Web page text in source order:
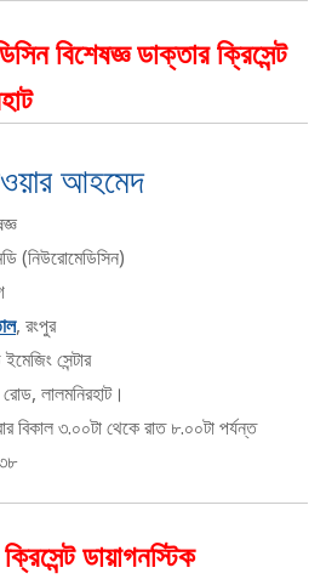
বিশেষজ্ঞ ডাক্তার ক্রিসেন্ট
আহমেদ
(নিউরোমেডিসিন)
, রংপুর
সেন্টার
লালমনিরহাট।
বিকাল ৩.০০টা থেকে রাত ৮.০০টা পর্যন্ত
ডায়াগনস্টিক